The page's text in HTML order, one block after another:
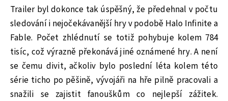
Trailer byl dokonce tak úspěšný, že předehnal v počtu
sledování i nejočekávanější hry v podobě Halo Infinite a
Fable. Počet zhlédnutí se totiž pohybuje kolem 784
tisíc, což výrazně překonává jiné oznámené hry. A není
se čemu divit, ačkoliv bylo poslední léta kolem této
série ticho po pěšině, vývojáři na hře pilně pracovali a
snažili se zajistit fanouškům co nejlepší zážitek.